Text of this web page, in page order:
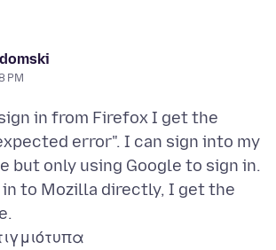
PM
in from Firefox I get the
error". I can sign into my
but only using Google to sign in.
to Mozilla directly, I get the